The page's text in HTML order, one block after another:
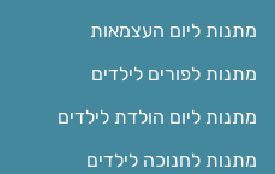
מתנות ליום העצמאות
מתנות לפורים לילדים
מתנות ליום הולדת לילדים
מתנות לחנוכה לילדים